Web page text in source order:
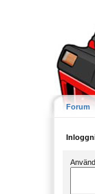
Forum